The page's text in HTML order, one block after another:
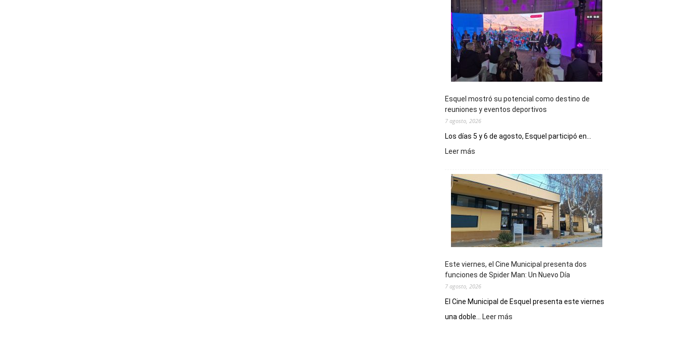
Esquel mostró su potencial como destino de
reuniones y eventos deportivos
7 agosto, 2026
Los días 5 y 6 de agosto, Esquel participó en...
Leer más
su
potencial
como
destino
de
reuniones
y
deportivos
Este viernes, el Cine Municipal presenta dos
funciones de Spider Man: Un Nuevo Día
7 agosto, 2026
El Cine Municipal de Esquel presenta este viernes
una doble...
Leer más